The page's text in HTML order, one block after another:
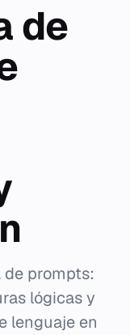
de
prompts:
lógicas y
lenguaje en